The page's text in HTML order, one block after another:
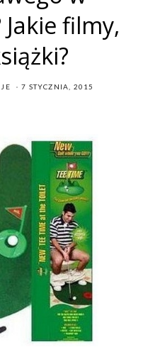
filmy,
POSTED
7 STYCZNIA, 2015